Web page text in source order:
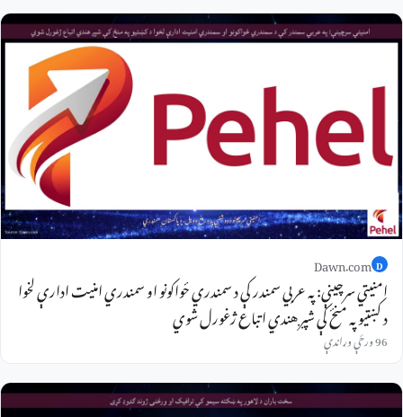
D
Dawn.com
امنیتي سرچینې: په عربي سمندر کې د سمندري ځواکونو او سمندري امنیت ادارې لخوا
د کښتیو په منځ کې شپږ هندي اتباع ژغورل شوي
96 ورځې وړاندې